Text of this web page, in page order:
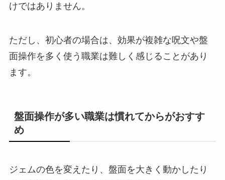
けではありません。
ただし、初心者の場合は、効果が複雑な呪文や盤
面操作を多く使う職業は難しく感じることがあり
ます。
盤面操作が多い職業は慣れてからがおすす
め
ジェムの色を変えたり、盤面を大きく動かしたり